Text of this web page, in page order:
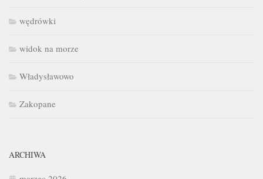
wędrówki
widok na morze
Władysławowo
Zakopane
ARCHIWA